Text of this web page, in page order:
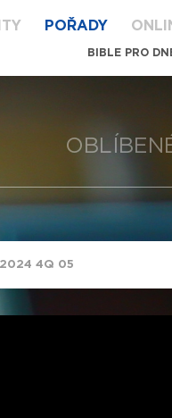
POŘADY
BIBLE PRO
4Q 05